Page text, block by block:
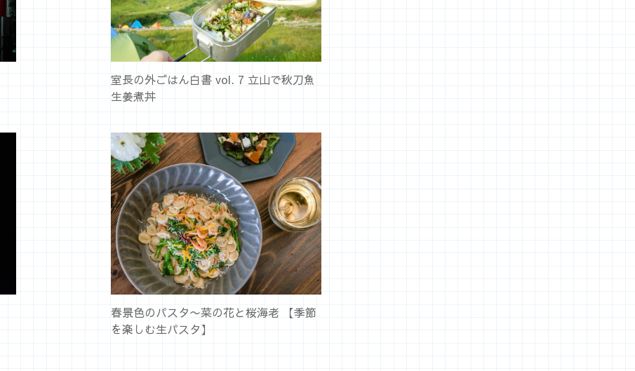
室長の外ごはん白書 vol. 7 立山で秋刀魚
生姜煮丼
春景色のパスタ〜菜の花と桜海老 【季節
を楽しむ生パスタ】